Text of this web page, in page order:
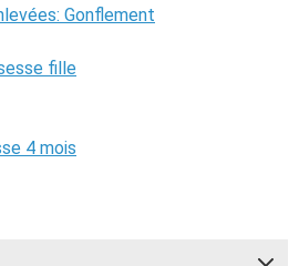
Gonflement
fille
4 mois